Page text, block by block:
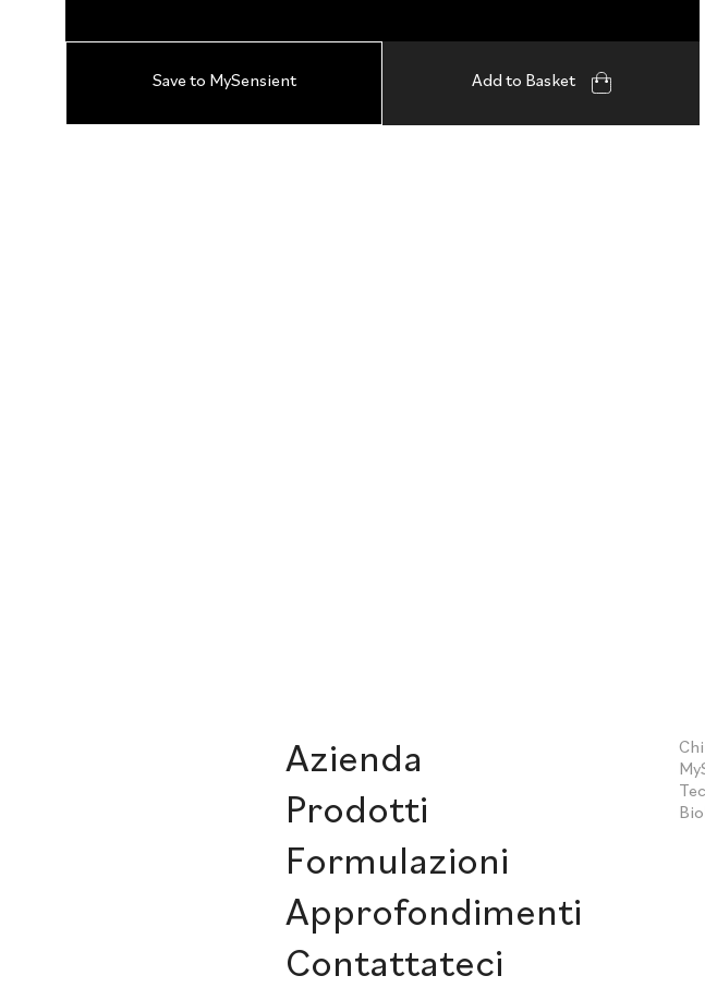
Save to MySensient Add to Basket
Azienda
Prodotti
Formulazioni
Approfondimenti
Contattateci